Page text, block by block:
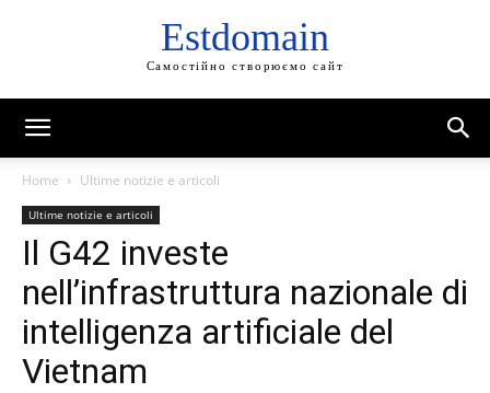
Estdomain
Самостійно створюємо сайт
Home Ultime notizie e articoli
Ultime notizie e articoli
Il G42 investe
nell’infrastruttura nazionale di
intelligenza artificiale del
Vietnam